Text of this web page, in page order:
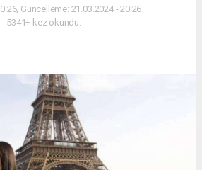
Güncelleme: 21.03.2024 - 20:26
5341+ kez okundu.